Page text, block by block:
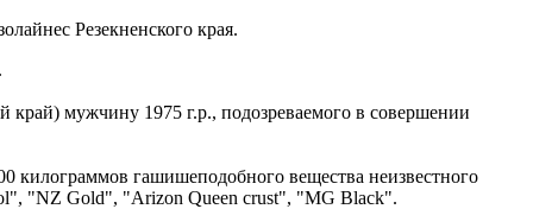
Резекненского края.
край) мужчину 1975 г.р., подозреваемого в совершении
килограммов гашишеподобного вещества неизвестного
"NZ Gold", "Arizon Queen crust", "MG Black".